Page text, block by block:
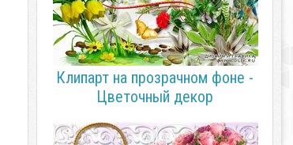
Клипарт на прозрачном фоне -
Цветочный декор